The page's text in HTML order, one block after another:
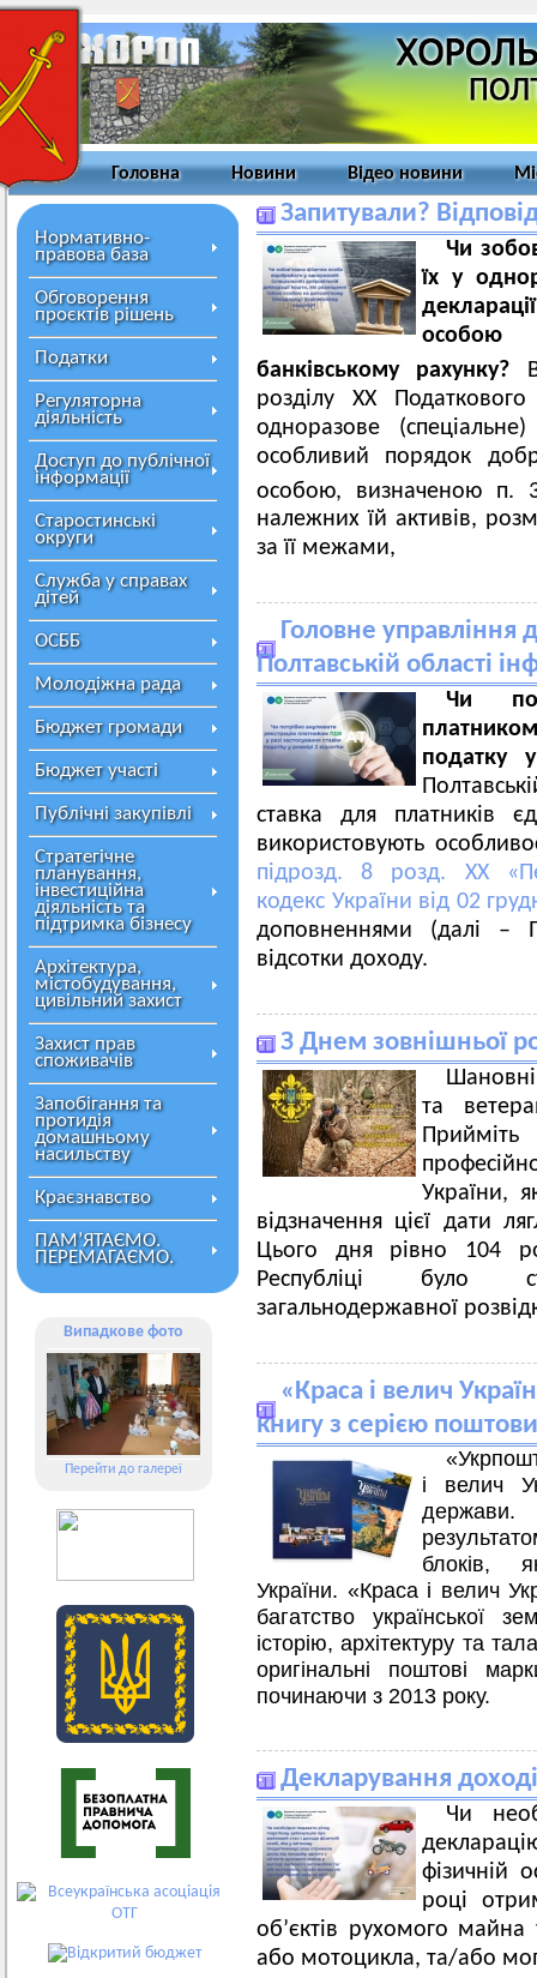
Головна Новини Відео новини
Нормативно-
правова база
Обговорення
проєктів рішень
Податки
Регуляторна
діяльність
Доступ до публічної
інформації
Старостинські
округи
Служба у справах
дітей
ОСББ
Молодіжна рада
Бюджет громади
Бюджет участі
Публічні закупівлі
Стратегічне
планування,
інвестиційна
діяльність та
підтримка бізнесу
Архітектура,
містобудування,
цивільний захист
Захист прав
споживачів
Запобігання та
протидія
домашньому
насильству
Краєзнавство
ПАМ’ЯТАЄМО.
ПЕРЕМАГАЄМО.
Випадкове фото
Перейти до галереї
Запитували?
Чи
їх у
особою
банківському рахунку?
розділу ХХ
одноразове
особливий порядок
особою, визначеною п.
належних їй активів,
за її межами,
Головне управління
Полтавській області
Чи
податку
ставка для платників
використовують
підрозд. 8 розд. ХХ
кодекc України від 02
доповненнями (далі –
відсотки доходу.
З Днем зовнішньої
Шановні
та
України,
відзначення цієї дати
Цього дня рівно 104
Республіці було
загальнодержавної
«Краса і велич
книгу з серією
і велич
держави.
блоків,
України. «Краса і велич
багатство української
історію, архітектуру та
оригінальні поштові
починаючи з 2013 року.
Декларування
Чи
фізичній
році
об’єктів рухомого майна
або мотоцикла, та/або